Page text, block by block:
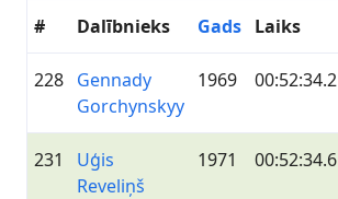
# Dalībnieks Gads Laiks
228 Gennady
Gorchynskyy
1969 00:52:34.2
231
Uģis
Reveliņš
1971 00:52:34.6